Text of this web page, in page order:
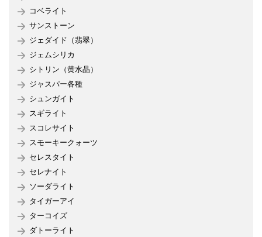
コベライト
サンストーン
ジェダイド（翡翠）
ジェムシリカ
シトリン（黄水晶）
ジャスパー各種
シュンガイト
スギライト
スコレサイト
スモーキークォーツ
セレスタイト
セレナイト
ソーダライト
タイガーアイ
ターコイズ
ダトーライト